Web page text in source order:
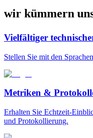
wir kümmern
Vielfältiger
Stellen Sie mit den
Metriken &
Erhalten Sie Echtzeit-
und Protokollierung.